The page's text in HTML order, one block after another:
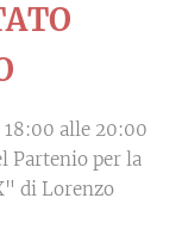
18:00 alle 20:00
Partenio per la
di Lorenzo